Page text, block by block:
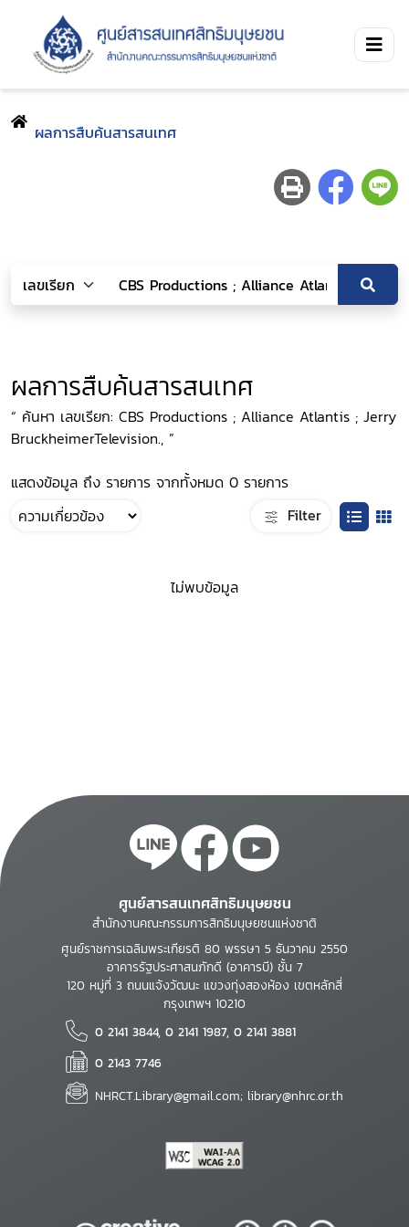
ผลการสืบค้นสารสนเทศ
ผลการสืบค้นสารสนเทศ
“ ค้นหา เลขเรียก: CBS Productions ; Alliance Atlantis ; Jerry
BruckheimerTelevision., ”
แสดงข้อมูล ถึง รายการ จากทั้งหมด 0 รายการ
Filter
ไม่พบข้อมูล
ศูนย์สารสนเทศสิทธิมนุษยชน
สำนักงานคณะกรรมการสิทธิมนุษยชนแห่งชาติ
ศูนย์ราชการเฉลิมพระเกียรติ 80 พรรษา 5 ธันวาคม 2550
อาคารรัฐประศาสนภักดี (อาคารบี) ชั้น 7
120 หมู่ที่ 3 ถนนแจ้งวัฒนะ แขวงทุ่งสองห้อง เขตหลักสี่
กรุงเทพฯ 10210
0 2141 3844, 0 2141 1987, 0 2141 3881
0 2143 7746
NHRCT.Library@gmail.com; library@nhrc.or.th